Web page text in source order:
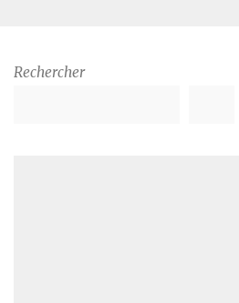
Rechercher